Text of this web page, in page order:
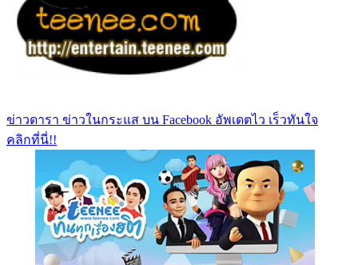
ข่าวดารา ข่าวในกระแส บน Facebook อัพเดตไว เร็วทันใจ
คลิกที่นี่!!